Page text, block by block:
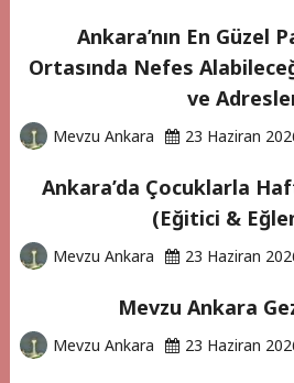
Ankara’nın En Güzel
Ortasında Nefes
ve
Mevzu Ankara 23 Haziran
Ankara’da Çocuklarla
(Eğitici &
Mevzu Ankara 23 Haziran
Mevzu Ankara
Mevzu Ankara 23 Haziran